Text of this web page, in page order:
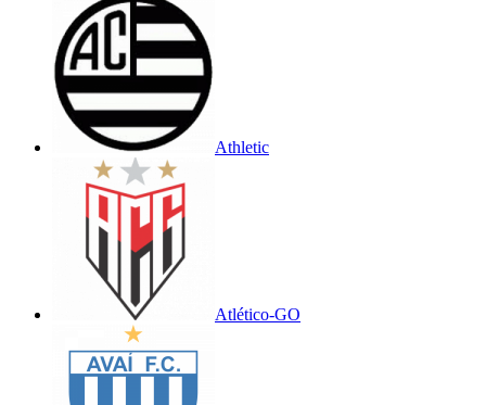
Athletic
Atlético-GO